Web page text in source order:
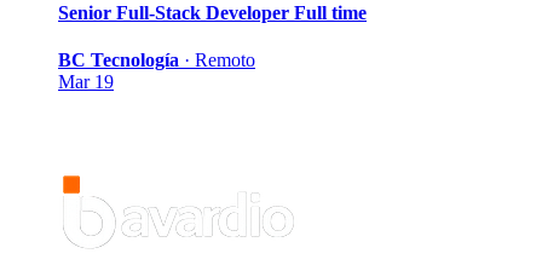
Senior Full-Stack Developer Full time
BC Tecnología · Remoto
Mar 19